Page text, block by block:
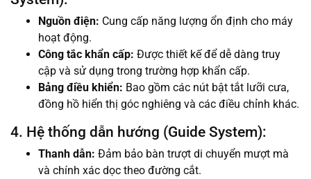
Nguồn điện: Cung cấp năng lượng ổn định cho máy
hoạt động.
Công tắc khẩn cấp: Được thiết kế để dễ dàng truy
cập và sử dụng trong trường hợp khẩn cấp.
Bảng điều khiển: Bao gồm các nút bật tắt lưỡi cưa,
đồng hồ hiển thị góc nghiêng và các điều chỉnh khác.
4. Hệ thống dẫn hướng (Guide System):
Thanh dẫn: Đảm bảo bàn trượt di chuyển mượt mà
và chính xác dọc theo đường cắt.